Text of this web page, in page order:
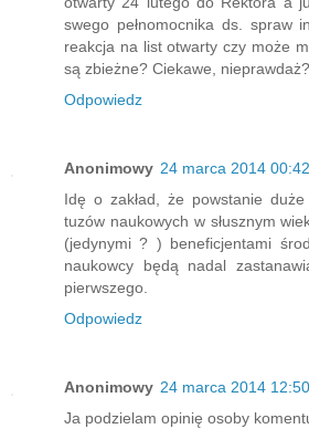
swego pełnomocnika ds. spraw
reakcja na list otwarty czy może
są zbieżne? Ciekawe,
Odpowiedz
Anonimowy 24 marca 2014 00:42
Idę o zakład, że powstanie
tuzów naukowych w słusznym
(jedynymi ? ) beneficjentami
naukowcy będą nadal
pierwszego.
Odpowiedz
Anonimowy 24 marca 2014 12:50
Ja podzielam opinię osoby